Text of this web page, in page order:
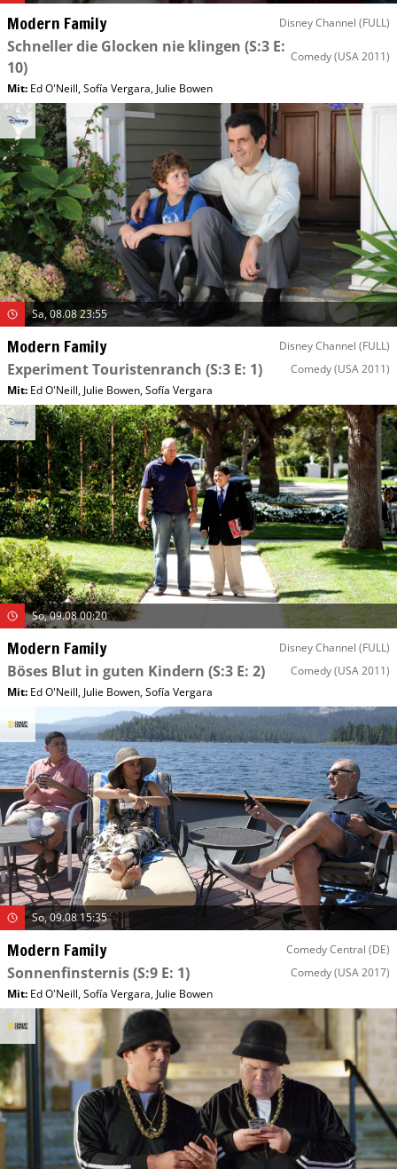
Modern Family Disney Channel (FULL)
Schneller die Glocken nie klingen (S:3 E:
10)
Comedy(USA 2011)
Mit: Ed O'Neill,Sofía Vergara, Julie Bowen
Sa, 08.08 23:55
Modern Family Disney Channel (FULL)
Experiment Touristenranch (S:3 E: 1) Comedy(USA 2011)
Mit: Ed O'Neill, Julie Bowen,Sofía Vergara
So, 09.08 00:20
Modern Family Disney Channel (FULL)
Böses Blut in guten Kindern (S:3 E: 2) Comedy(USA 2011)
Mit: Ed O'Neill, Julie Bowen,Sofía Vergara
So, 09.08 15:35
Modern Family Comedy Central (DE)
Sonnenfinsternis(S:9 E: 1) Comedy(USA 2017)
Mit: Ed O'Neill,Sofía Vergara, Julie Bowen